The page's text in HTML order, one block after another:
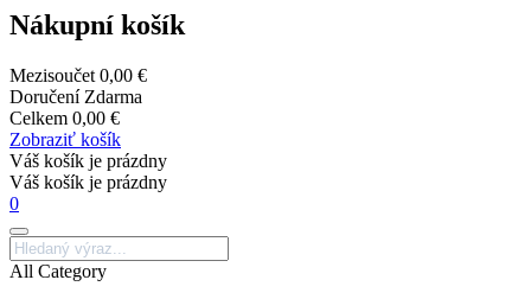
Nákupní košík
Mezisoučet 0,00 €
Doručení Zdarma
Celkem 0,00 €
Zobraziť košík
Váš košík je prázdny
Váš košík je prázdny
0
All Category